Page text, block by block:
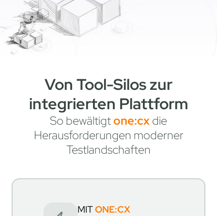
Von Tool-Silos zur
integrierten Plattform
So bewältigtone:cxdie
Herausforderungen moderner
Testlandschaften
MITONE:CX